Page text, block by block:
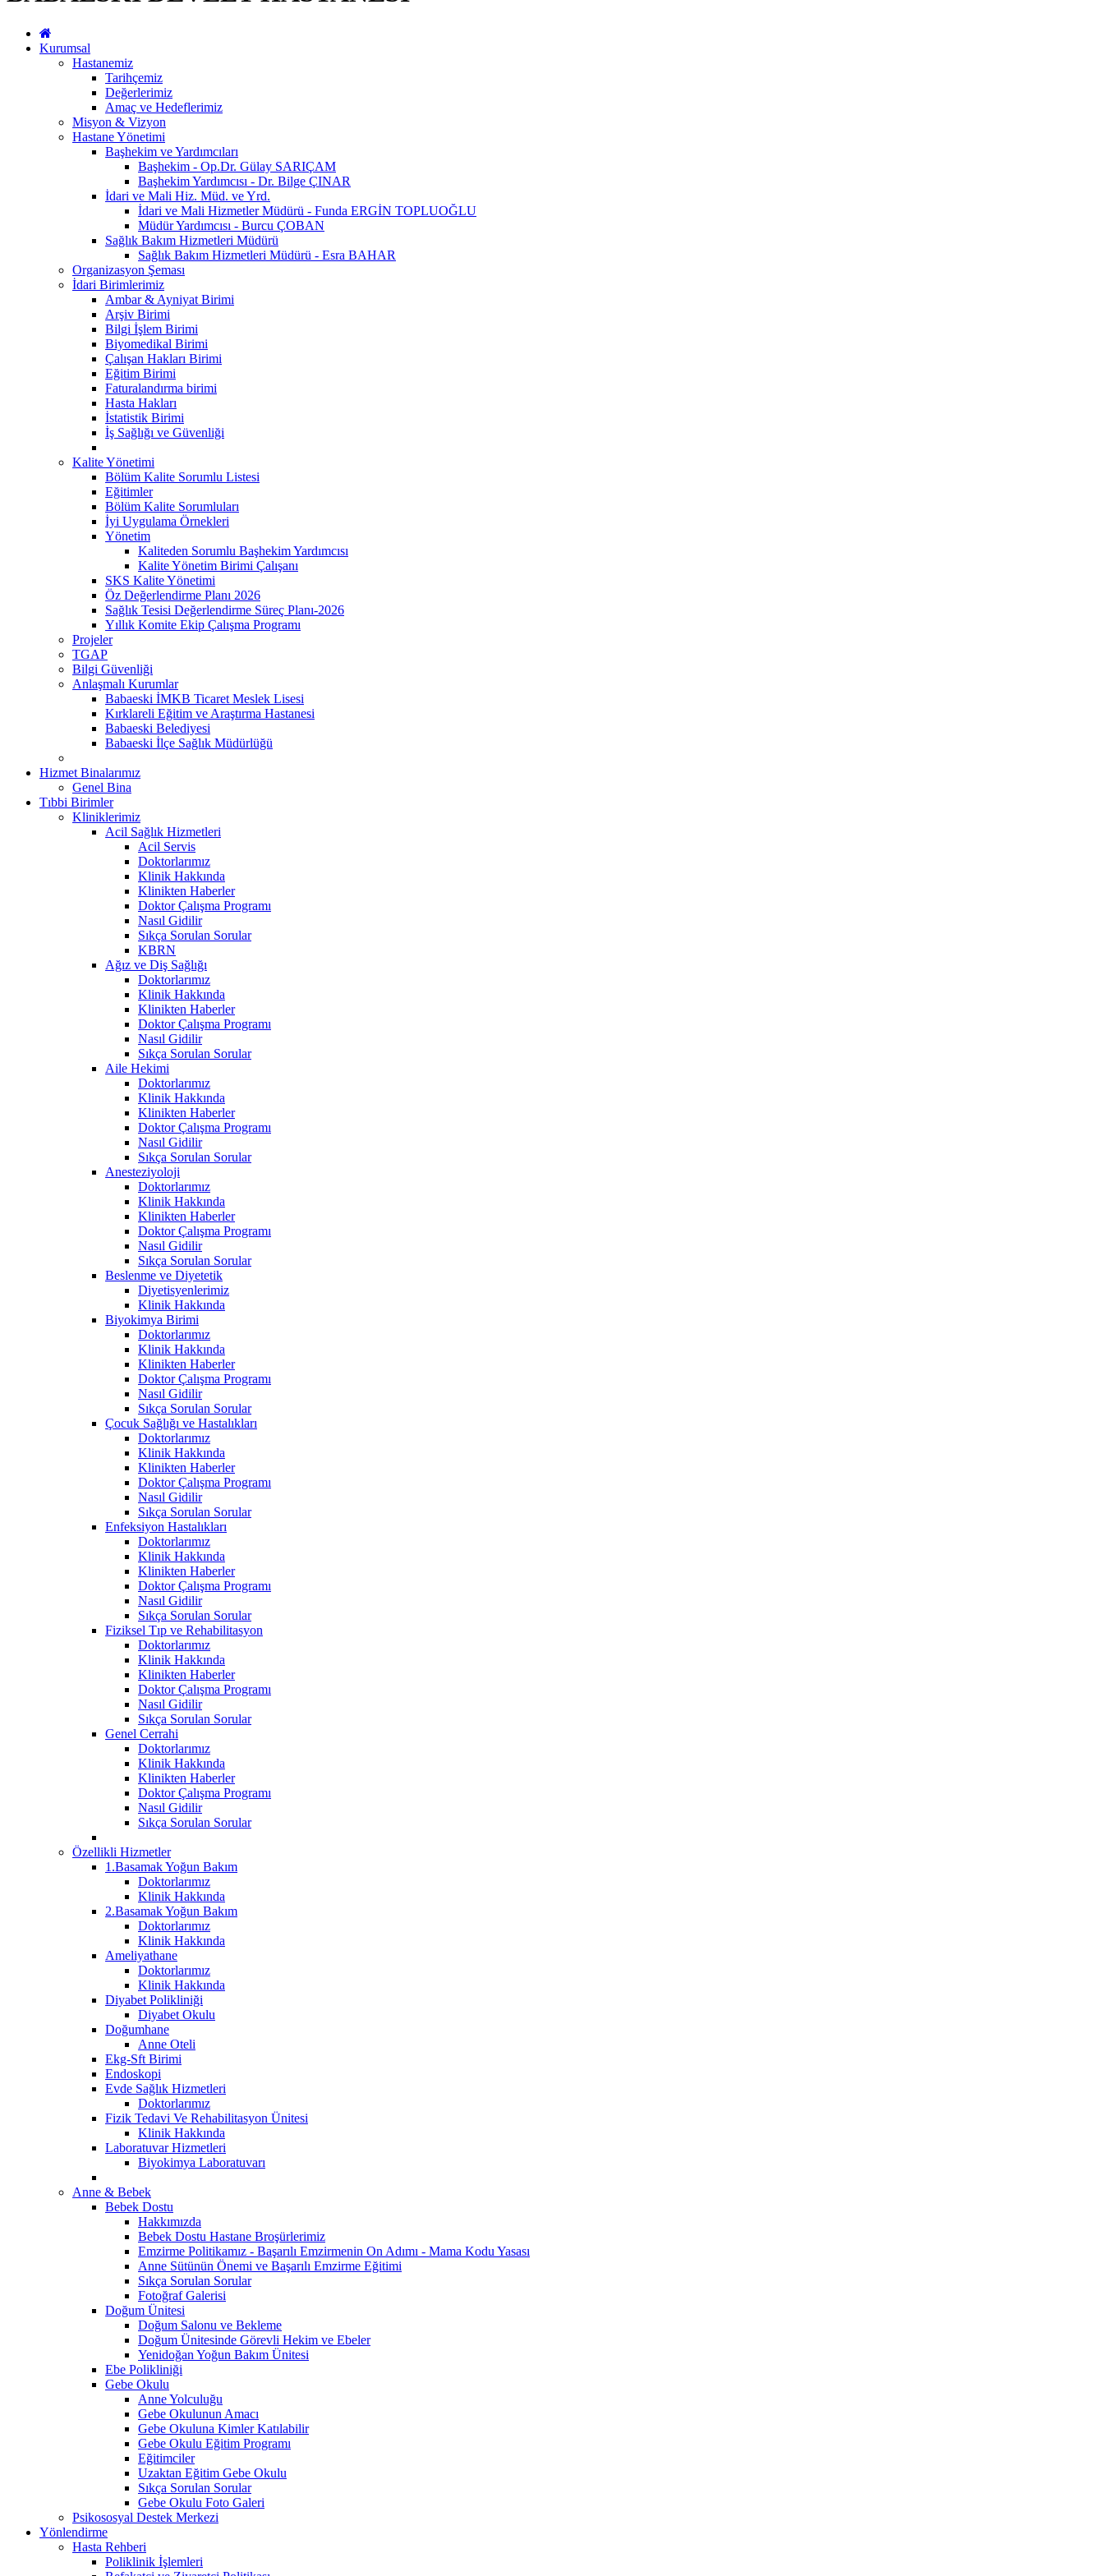
Kurumsal
Hastanemiz
Tarihçemiz
Değerlerimiz
Amaç ve Hedeflerimiz
Misyon & Vizyon
Hastane Yönetimi
Başhekim ve Yardımcıları
Başhekim - Op.Dr. Gülay SARIÇAM
Başhekim Yardımcısı - Dr. Bilge ÇINAR
İdari ve Mali Hiz. Müd. ve Yrd.
İdari ve Mali Hizmetler Müdürü - Funda ERGİN TOPLUOĞLU
Müdür Yardımcısı - Burcu ÇOBAN
Sağlık Bakım Hizmetleri Müdürü
Sağlık Bakım Hizmetleri Müdürü - Esra BAHAR
Organizasyon Şeması
İdari Birimlerimiz
Ambar & Ayniyat Birimi
Arşiv Birimi
Bilgi İşlem Birimi
Biyomedikal Birimi
Çalışan Hakları Birimi
Eğitim Birimi
Faturalandırma birimi
Hasta Hakları
İstatistik Birimi
İş Sağlığı ve Güvenliği
Kalite Yönetimi
Bölüm Kalite Sorumlu Listesi
Eğitimler
Bölüm Kalite Sorumluları
İyi Uygulama Örnekleri
Yönetim
Kaliteden Sorumlu Başhekim Yardımcısı
Kalite Yönetim Birimi Çalışanı
SKS Kalite Yönetimi
Öz Değerlendirme Planı 2026
Sağlık Tesisi Değerlendirme Süreç Planı-2026
Yıllık Komite Ekip Çalışma Programı
Projeler
TGAP
Bilgi Güvenliği
Anlaşmalı Kurumlar
Babaeski İMKB Ticaret Meslek Lisesi
Kırklareli Eğitim ve Araştırma Hastanesi
Babaeski Belediyesi
Babaeski İlçe Sağlık Müdürlüğü
Hizmet Binalarımız
Genel Bina
Tıbbi Birimler
Kliniklerimiz
Acil Sağlık Hizmetleri
Acil Servis
Doktorlarımız
Klinik Hakkında
Klinikten Haberler
Doktor Çalışma Programı
Nasıl Gidilir
Sıkça Sorulan Sorular
KBRN
Ağız ve Diş Sağlığı
Doktorlarımız
Klinik Hakkında
Klinikten Haberler
Doktor Çalışma Programı
Nasıl Gidilir
Sıkça Sorulan Sorular
Aile Hekimi
Doktorlarımız
Klinik Hakkında
Klinikten Haberler
Doktor Çalışma Programı
Nasıl Gidilir
Sıkça Sorulan Sorular
Anesteziyoloji
Doktorlarımız
Klinik Hakkında
Klinikten Haberler
Doktor Çalışma Programı
Nasıl Gidilir
Sıkça Sorulan Sorular
Beslenme ve Diyetetik
Diyetisyenlerimiz
Klinik Hakkında
Biyokimya Birimi
Doktorlarımız
Klinik Hakkında
Klinikten Haberler
Doktor Çalışma Programı
Nasıl Gidilir
Sıkça Sorulan Sorular
Çocuk Sağlığı ve Hastalıkları
Doktorlarımız
Klinik Hakkında
Klinikten Haberler
Doktor Çalışma Programı
Nasıl Gidilir
Sıkça Sorulan Sorular
Enfeksiyon Hastalıkları
Doktorlarımız
Klinik Hakkında
Klinikten Haberler
Doktor Çalışma Programı
Nasıl Gidilir
Sıkça Sorulan Sorular
Fiziksel Tıp ve Rehabilitasyon
Doktorlarımız
Klinik Hakkında
Klinikten Haberler
Doktor Çalışma Programı
Nasıl Gidilir
Sıkça Sorulan Sorular
Genel Cerrahi
Doktorlarımız
Klinik Hakkında
Klinikten Haberler
Doktor Çalışma Programı
Nasıl Gidilir
Sıkça Sorulan Sorular
Özellikli Hizmetler
1.Basamak Yoğun Bakım
Doktorlarımız
Klinik Hakkında
2.Basamak Yoğun Bakım
Doktorlarımız
Klinik Hakkında
Ameliyathane
Doktorlarımız
Klinik Hakkında
Diyabet Polikliniği
Diyabet Okulu
Doğumhane
Anne Oteli
Ekg-Sft Birimi
Endoskopi
Evde Sağlık Hizmetleri
Doktorlarımız
Fizik Tedavi Ve Rehabilitasyon Ünitesi
Klinik Hakkında
Laboratuvar Hizmetleri
Biyokimya Laboratuvarı
Anne & Bebek
Bebek Dostu
Hakkımızda
Bebek Dostu Hastane Broşürlerimiz
Emzirme Politikamız - Başarılı Emzirmenin On Adımı - Mama Kodu Yasası
Anne Sütünün Önemi ve Başarılı Emzirme Eğitimi
Sıkça Sorulan Sorular
Fotoğraf Galerisi
Doğum Ünitesi
Doğum Salonu ve Bekleme
Doğum Ünitesinde Görevli Hekim ve Ebeler
Yenidoğan Yoğun Bakım Ünitesi
Ebe Polikliniği
Gebe Okulu
Anne Yolculuğu
Gebe Okulunun Amacı
Gebe Okuluna Kimler Katılabilir
Gebe Okulu Eğitim Programı
Eğitimciler
Uzaktan Eğitim Gebe Okulu
Sıkça Sorulan Sorular
Gebe Okulu Foto Galeri
Psikososyal Destek Merkezi
Yönlendirme
Hasta Rehberi
Poliklinik İşlemleri